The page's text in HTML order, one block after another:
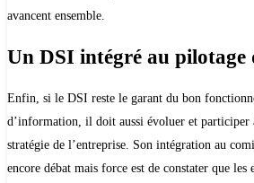
avancent ensemble.
Un DSI intégré au pilotage
Enfin, si le DSI reste le garant du bon
d’information, il doit aussi évoluer et
stratégie de l’entreprise. Son intégration au
encore débat mais force est de constater que les